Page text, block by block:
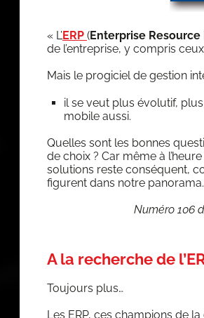
« L’ERP (Enter­prise
de l’en­tre­prise, y com­pris
Mais le pro­gi­ciel de ges­tion
il se veut plus évo­lu­tif,
mobile aussi.
Quelles sont les bonnes
de choix ? Car même à
solu­tions reste consé­quent,
figurent dans notre
Numé­ro 106
A la recherche de
Tou­jours plus…
Les ERP, ces cham­pions de